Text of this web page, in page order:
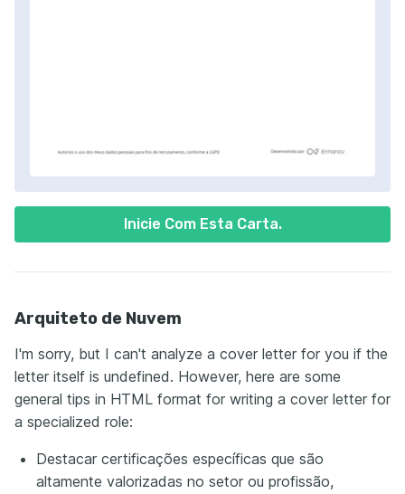
Inicie Com Esta Carta.
Arquiteto de Nuvem
I'm sorry, but I can't analyze a cover letter for you if the
letter itself is undefined. However, here are some
general tips in HTML format for writing a cover letter for
a specialized role:
Destacar certificações específicas que são
altamente valorizadas no setor ou profissão,